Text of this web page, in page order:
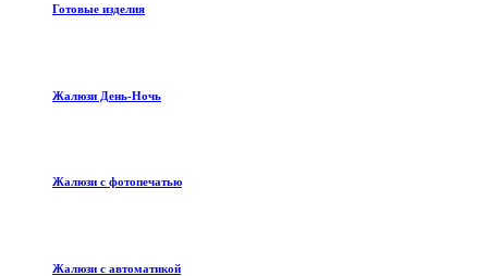
Готовые изделия
Жалюзи День-Ночь
Жалюзи с фотопечатью
Жалюзи с автоматикой